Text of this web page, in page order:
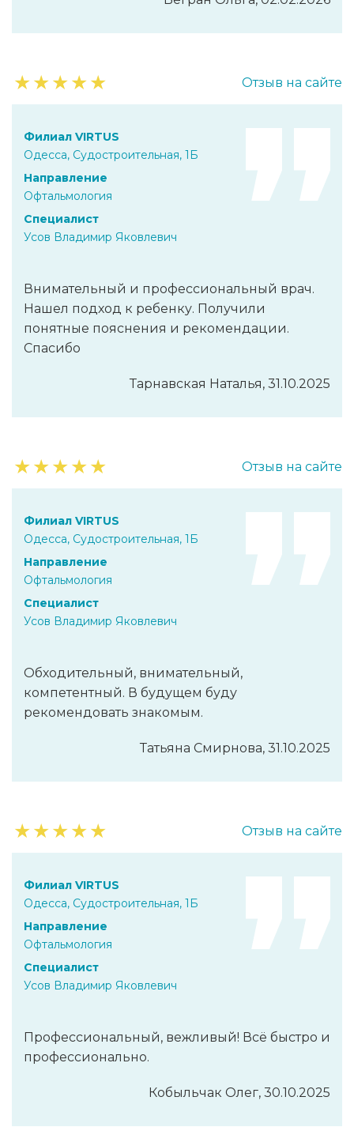
★★★★★ Отзыв на сайте
Филиал VIRTUS
Одесса, Судостроительная, 1Б
Направление
Офтальмология
Специалист
Усов Владимир Яковлевич
Внимательный и профессиональный врач.
Нашел подход к ребенку. Получили
понятные пояснения и рекомендации.
Спасибо
Тарнавская Наталья, 31.10.2025
★★★★★ Отзыв на сайте
Филиал VIRTUS
Одесса, Судостроительная, 1Б
Направление
Офтальмология
Специалист
Усов Владимир Яковлевич
Обходительный, внимательный,
компетентный. В будущем буду
рекомендовать знакомым.
Татьяна Смирнова, 31.10.2025
★★★★★ Отзыв на сайте
Филиал VIRTUS
Одесса, Судостроительная, 1Б
Направление
Офтальмология
Специалист
Усов Владимир Яковлевич
Профессиональный, вежливый! Всё быстро и
профессионально.
Кобыльчак Олег, 30.10.2025